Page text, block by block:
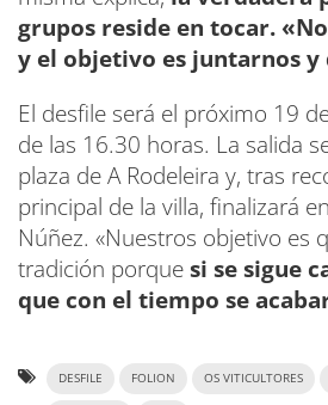
grupos reside en tocar.
y el objetivo es juntarnos
El desfile será el próximo 19
de las 16.30 horas. La salida
plaza de A Rodeleira y, tras
principal de la villa, finalizará
Núñez. «Nuestros objetivo es
tradición porquesi se sigue
que con el tiempo se
DESFILE FOLION OS VITICULTORES